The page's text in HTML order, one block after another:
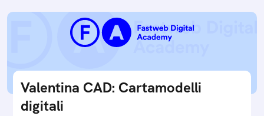
Valentina CAD: Cartamodelli
digitali